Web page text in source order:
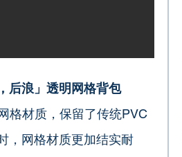
后浪」透明网格背包
格材质，保留了传统PVC
，网格材质更加结实耐